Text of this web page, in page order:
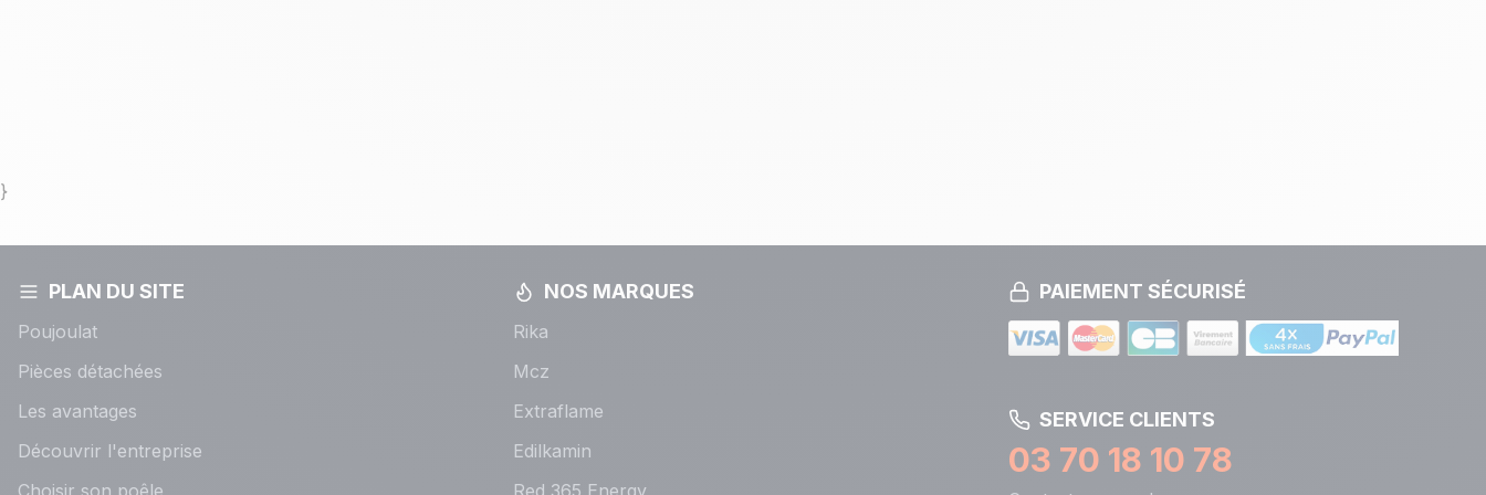
}
PLAN DU SITE
Poujoulat
Pièces détachées
Les avantages
Découvrir l'entreprise
Choisir son poêle
NOS MARQUES
Rika
Mcz
Extraflame
Edilkamin
Red 365 Energy
PAIEMENT SÉCURISÉ
SERVICE CLIENTS
03 70 18 10 78